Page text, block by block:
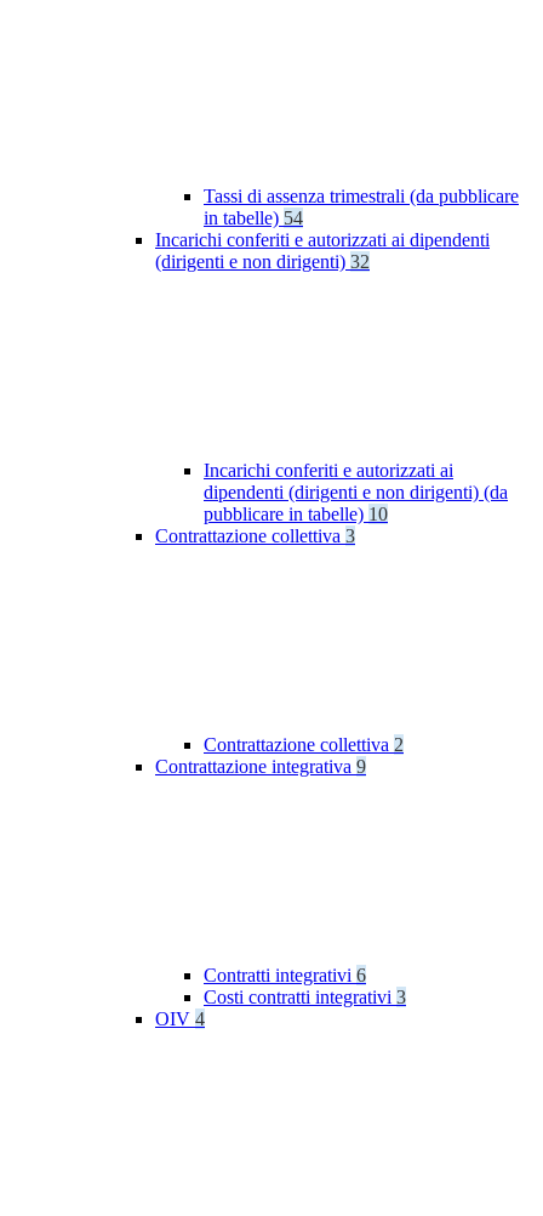
Tassi di assenza trimestrali (da pubblicare
in tabelle) 54
Incarichi conferiti e autorizzati ai dipendenti
(dirigenti e non dirigenti) 32
Incarichi conferiti e autorizzati ai
dipendenti (dirigenti e non dirigenti) (da
pubblicare in tabelle) 10
Contrattazione collettiva 3
Contrattazione collettiva 2
Contrattazione integrativa 9
Contratti integrativi 6
Costi contratti integrativi 3
OIV 4